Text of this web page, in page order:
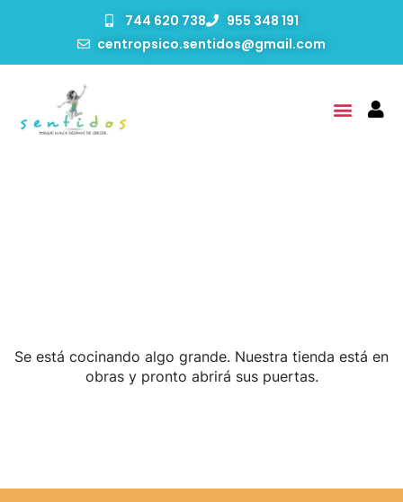
744 620 738
955 348 191
centropsico.sentidos@gmail.com
Se está cocinando algo grande. Nuestra tienda está en
obras y pronto abrirá sus puertas.